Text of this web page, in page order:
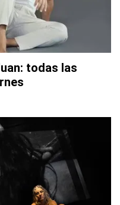
todas las